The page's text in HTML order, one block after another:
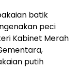
batik
peci
Kabinet Merah
putih